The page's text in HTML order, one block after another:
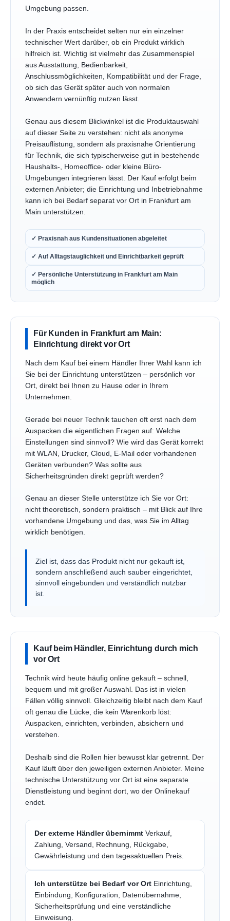
Umgebung passen.
In der Praxis entscheidet selten nur ein einzelner
technischer Wert darüber, ob ein Produkt wirklich
hilfreich ist. Wichtig ist vielmehr das Zusammenspiel
aus Ausstattung, Bedienbarkeit,
Anschlussmöglichkeiten, Kompatibilität und der Frage,
ob sich das Gerät später auch von normalen
Anwendern vernünftig nutzen lässt.
Genau aus diesem Blickwinkel ist die Produktauswahl
auf dieser Seite zu verstehen: nicht als anonyme
Preisauflistung, sondern als praxisnahe Orientierung
für Technik, die sich typischerweise gut in bestehende
Haushalts-, Homeoffice- oder kleine Büro-
Umgebungen integrieren lässt. Der Kauf erfolgt beim
externen Anbieter; die Einrichtung und Inbetriebnahme
kann ich bei Bedarf separat vor Ort in Frankfurt am
Main unterstützen.
✓ Praxisnah aus Kundensituationen abgeleitet
✓ Auf Alltagstauglichkeit und Einrichtbarkeit geprüft
✓ Persönliche Unterstützung in Frankfurt am Main
möglich
Für Kunden in Frankfurt am Main:
Einrichtung direkt vor Ort
Nach dem Kauf bei einem Händler Ihrer Wahl kann ich
Sie bei der Einrichtung unterstützen – persönlich vor
Ort, direkt bei Ihnen zu Hause oder in Ihrem
Unternehmen.
Gerade bei neuer Technik tauchen oft erst nach dem
Auspacken die eigentlichen Fragen auf: Welche
Einstellungen sind sinnvoll? Wie wird das Gerät korrekt
mit WLAN, Drucker, Cloud, E-Mail oder vorhandenen
Geräten verbunden? Was sollte aus
Sicherheitsgründen direkt geprüft werden?
Genau an dieser Stelle unterstütze ich Sie vor Ort:
nicht theoretisch, sondern praktisch – mit Blick auf Ihre
vorhandene Umgebung und das, was Sie im Alltag
wirklich benötigen.
Ziel ist, dass das Produkt nicht nur gekauft ist,
sondern anschließend auch sauber eingerichtet,
sinnvoll eingebunden und verständlich nutzbar
ist.
Kauf beim Händler, Einrichtung durch mich
vor Ort
Technik wird heute häufig online gekauft – schnell,
bequem und mit großer Auswahl. Das ist in vielen
Fällen völlig sinnvoll. Gleichzeitig bleibt nach dem Kauf
oft genau die Lücke, die kein Warenkorb löst:
Auspacken, einrichten, verbinden, absichern und
verstehen.
Deshalb sind die Rollen hier bewusst klar getrennt. Der
Kauf läuft über den jeweiligen externen Anbieter. Meine
technische Unterstützung vor Ort ist eine separate
Dienstleistung und beginnt dort, wo der Onlinekauf
endet.
Der externe Händler übernimmt Verkauf,
Zahlung, Versand, Rechnung, Rückgabe,
Gewährleistung und den tagesaktuellen Preis.
Ich unterstütze bei Bedarf vor Ort Einrichtung,
Einbindung, Konfiguration, Datenübernahme,
Sicherheitsprüfung und eine verständliche
Einweisung.